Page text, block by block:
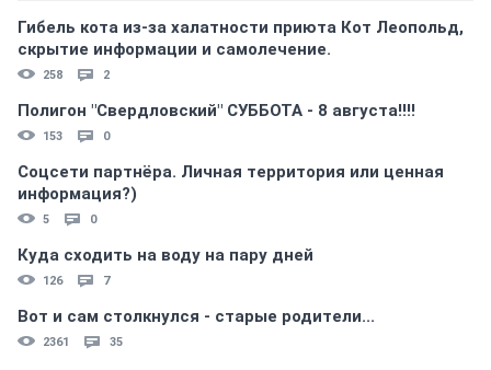
Гибель кота из-за халатности приюта Кот Леопольд,
скрытиe информации и самолечение.
258 2
Полигон "Свердловский" СУББОТА - 8 августа!!!!
153 0
Соцсети партнёра. Личная территория или ценная
информация?)
5 0
Куда сходить на воду на пару дней
126 7
Вот и сам столкнулся - старые родители...
2361 35